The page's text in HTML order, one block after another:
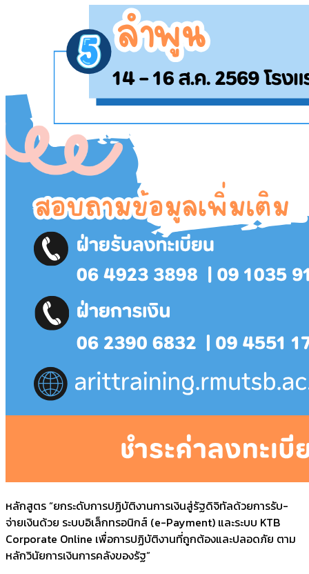
หลักสูตร “ยกระดับการปฏิบัติงานการเงินสู่รัฐดิจิทัลด้วยการรับ-
จ่ายเงินด้วย ระบบอิเล็กทรอนิกส์ (e-Payment) และระบบ KTB
Corporate Online เพื่อการปฏิบัติงานที่ถูกต้องและปลอดภัย ตาม
หลักวินัยการเงินการคลังของรัฐ”